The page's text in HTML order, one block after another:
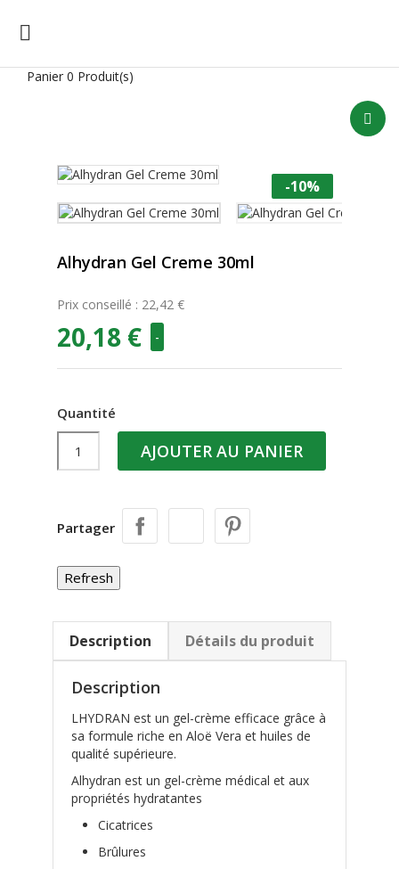

Panier 0 Produit(s)
-10%
Alhydran Gel Creme 30ml
Prix conseillé : 22,42 €
20,18 € -
Quantité
AJOUTER AU PANIER
Partager
Description Détails du produit
Description
LHYDRAN est un gel-crème efficace grâce à
sa formule riche en Aloë Vera et huiles de
qualité supérieure.
Alhydran est un gel-crème médical et aux
propriétés hydratantes
Cicatrices
Brûlures